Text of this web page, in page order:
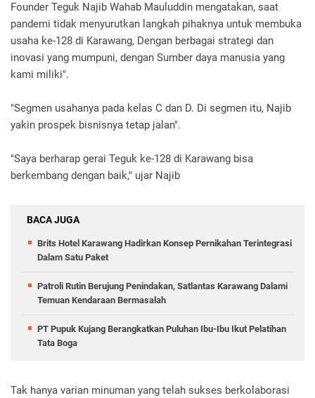
Founder Teguk Najib Wahab Mauluddin mengatakan, saat
pandemi tidak menyurutkan langkah pihaknya untuk membuka
usaha ke-128 di Karawang, Dengan berbagai strategi dan
inovasi yang mumpuni, dengan Sumber daya manusia yang
kami miliki".
"Segmen usahanya pada kelas C dan D. Di segmen itu, Najib
yakin prospek bisnisnya tetap jalan".
"Saya berharap gerai Teguk ke-128 di Karawang bisa
berkembang dengan baik," ujar Najib
BACA JUGA
Brits Hotel Karawang Hadirkan Konsep Pernikahan Terintegrasi
Dalam Satu Paket
Patroli Rutin Berujung Penindakan, Satlantas Karawang Dalami
Temuan Kendaraan Bermasalah
PT Pupuk Kujang Berangkatkan Puluhan Ibu-Ibu Ikut Pelatihan
Tata Boga
Tak hanya varian minuman yang telah sukses berkolaborasi